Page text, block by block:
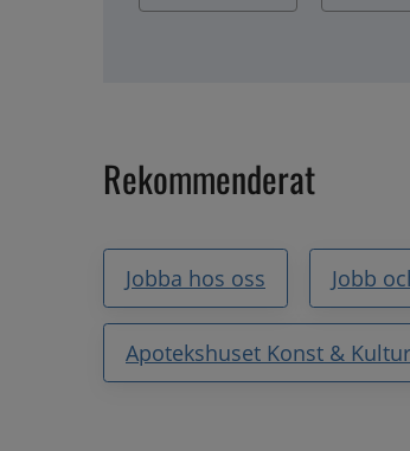
Rekommenderat
Jobba hos oss Jobb
Apotekshuset Konst & Kultur